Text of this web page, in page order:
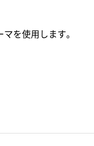
を使用します。